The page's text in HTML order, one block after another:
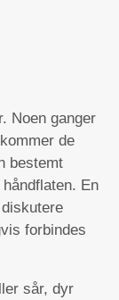
Noen ganger
de
bestemt
En
forbindes
sår, dyr